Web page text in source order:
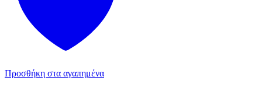
Προσθήκη στα αγαπημένα